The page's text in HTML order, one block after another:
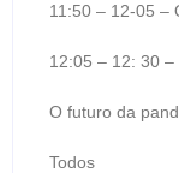
11:50 – 12-05 –
12:05 – 12: 30
O futuro da
Todos